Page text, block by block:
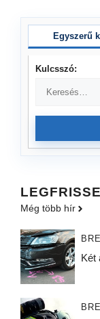
Egyszerű
Kulcsszó:
Még több hír
Két